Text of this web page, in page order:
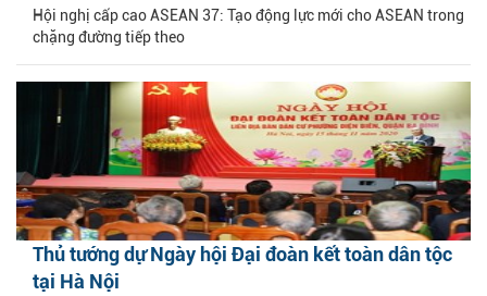
Hội nghị cấp cao ASEAN 37: Tạo động lực mới cho ASEAN trong
chặng đường tiếp theo
Thủ tướng dự Ngày hội Đại đoàn kết toàn dân tộc
tại Hà Nội